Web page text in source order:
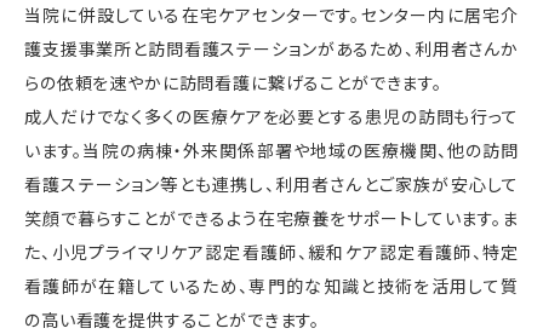
当院に併設している在宅ケアセンターです。センター内に居宅介
護支援事業所と訪問看護ステーションがあるため、利用者さんか
らの依頼を速やかに訪問看護に繋げることができます。
成人だけでなく多くの医療ケアを必要とする患児の訪問も行って
います。当院の病棟・外来関係部署や地域の医療機関、他の訪問
看護ステーション等とも連携し、利用者さんとご家族が安心して
笑顔で暮らすことができるよう在宅療養をサポートしています。ま
た、小児プライマリケア認定看護師、緩和ケア認定看護師、特定
看護師が在籍しているため、専門的な知識と技術を活用して質
の高い看護を提供することができます。